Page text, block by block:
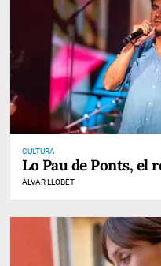
CULTURA
Lo Pau de Ponts, el
ÀLVAR LLOBET